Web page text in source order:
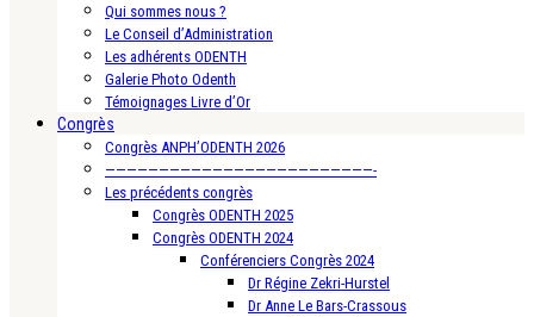
Qui sommes nous ?
Le Conseil d’Administration
Les adhérents ODENTH
Galerie Photo Odenth
Témoignages Livre d’Or
Congrès
Congrès ANPH’ODENTH 2026
—————————————————————————-
Les précédents congrès
Congrès ODENTH 2025
Congrès ODENTH 2024
Conférenciers Congrès 2024
Dr Régine Zekri-Hurstel
Dr Anne Le Bars-Crassous